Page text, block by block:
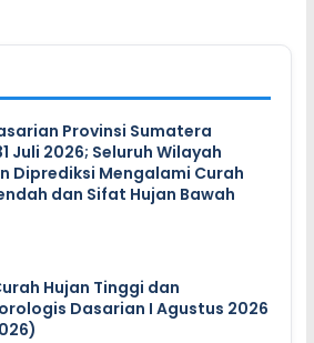
Provinsi Sumatera
Juli 2026; Seluruh Wilayah
Diprediksi Mengalami Curah
dan Sifat Hujan Bawah
Hujan Tinggi dan
Dasarian I Agustus 2026